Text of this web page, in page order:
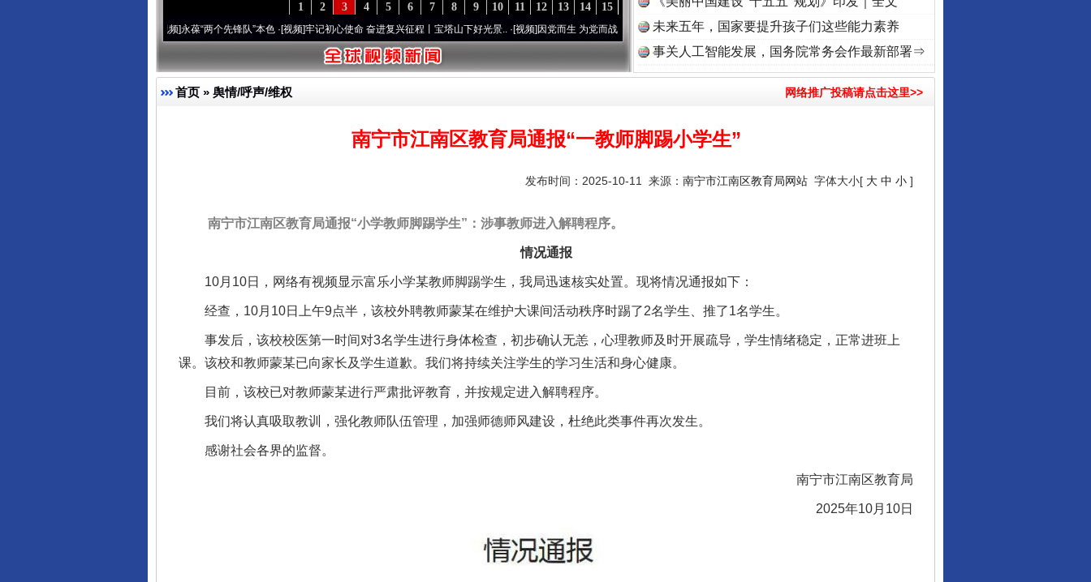
15
14
13
12
11
10
9
8
7
6
5
4
3
2
1
永葆“两个先锋队”本色·[视频]牢记初心使命 奋进复兴征程丨宝塔山下好光景..·[视频]因党而生 为党而战——百年“纪”事⑧加强纪律..·[视频]牢记初心使命 奋进复兴征程丨“转折之城”激荡..
未来五年，国家要提升孩子们这些能力素养
事关人工智能发展，国务院常务会作最新部署⇒
首页 » 舆情/呼声/维权 网络推广投稿请点击这里>>
南宁市江南区教育局通报“一教师脚踢小学生”
发布时间：2025-10-11 来源： 南宁市江南区教育局网站 字体大小[ 大 中 小 ]
南宁市江南区教育局通报“小学教师脚踢学生”：涉事教师进入解聘程序。
情况通报
10月10日，网络有视频显示富乐小学某教师脚踢学生，我局迅速核实处置。现将情况通报如下：
经查，10月10日上午9点半，该校外聘教师蒙某在维护大课间活动秩序时踢了2名学生、推了1名学生。
事发后，该校校医第一时间对3名学生进行身体检查，初步确认无恙，心理教师及时开展疏导，学生情绪稳定，正常进班上
课。该校和教师蒙某已向家长及学生道歉。我们将持续关注学生的学习生活和身心健康。
目前，该校已对教师蒙某进行严肃批评教育，并按规定进入解聘程序。
我们将认真吸取教训，强化教师队伍管理，加强师德师风建设，杜绝此类事件再次发生。
感谢社会各界的监督。
南宁市江南区教育局
2025年10月10日